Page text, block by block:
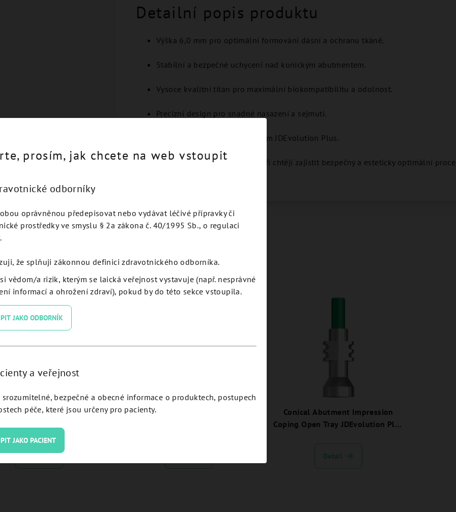
Detailní popis produktu
Výška 6,0 mm pro optimální formování dásní a ochranu tkáně.
Stabilní a bezpečné uchycení nad konickým abutmentem.
Vysoce kvalitní titan pro maximální biokompatibilitu a odolnost.
Precizní design pro snadné nasazení a sejmutí.
Plná kompatibilita se systémem JDEvolution Plus.
Ideální volba pro implantology, kteří chtějí zajistit bezpečný a esteticky optimální
Abutment Straight
EVA138C:
Detail
Conical Abutment Straight
Conical Abutment Impression
Coping Open Tray JDEvolution Plus
Detail
prosím, jak chcete na web vstoupit
odborníky
oprávněnou předepisovat nebo vydávat léčivé přípravky či
prostředky ve smyslu § 2a zákona č. 40/1995 Sb., o regulaci
že splňuji zákonnou definici zdravotnického odborníka.
vědom/a rizik, kterým se laická veřejnost vystavuje (např. nesprávné
informací a ohrožení zdraví), pokud by do této sekce vstoupila.
JAKO ODBORNÍK
a veřejnost
bezpečné a obecné informace o produktech, postupech
péče, které jsou určeny pro pacienty.
JAKO PACIENT